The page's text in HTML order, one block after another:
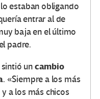
estaban obligando
entrar al de
baja en el último
padre.
uncambio
. «Siempre a los más
a los más chicos